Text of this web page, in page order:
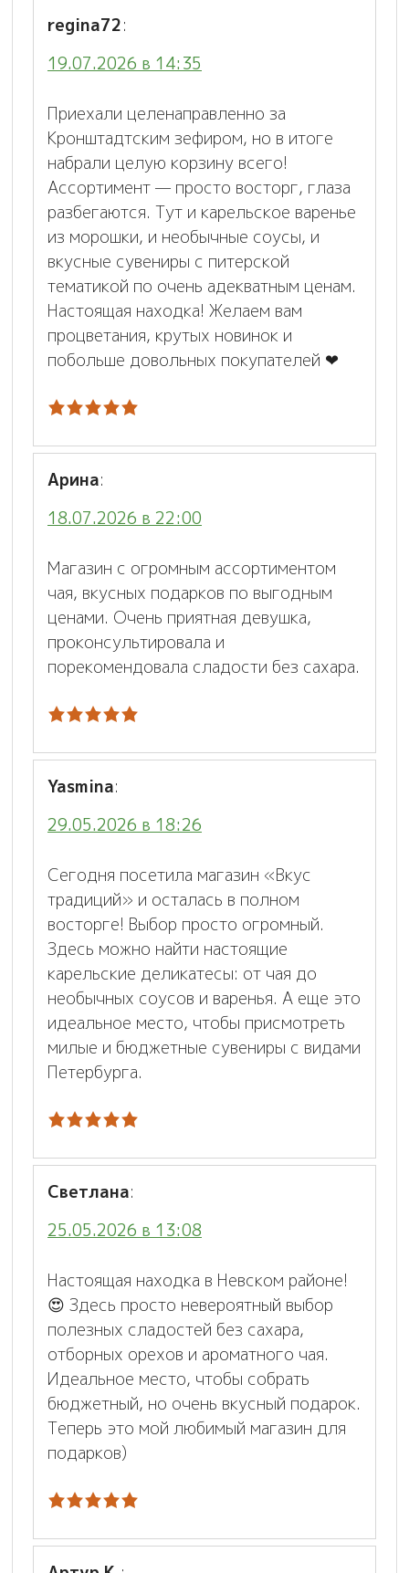
regina72:
19.07.2026 в 14:35
Приехали целенаправленно за
Кронштадтским зефиром, но в итоге
набрали целую корзину всего!
Ассортимент — просто восторг, глаза
разбегаются. Тут и карельское варенье
из морошки, и необычные соусы, и
вкусные сувениры с питерской
тематикой по очень адекватным ценам.
Настоящая находка! Желаем вам
процветания, крутых новинок и
побольше довольных покупателей ❤
Арина:
18.07.2026 в 22:00
Магазин с огромным ассортиментом
чая, вкусных подарков по выгодным
ценами. Очень приятная девушка,
проконсультировала и
порекомендовала сладости без сахара.
Yasmina:
29.05.2026 в 18:26
Сегодня посетила магазин «Вкус
традиций» и осталась в полном
восторге! Выбор просто огромный.
Здесь можно найти настоящие
карельские деликатесы: от чая до
необычных соусов и варенья. А еще это
идеальное место, чтобы присмотреть
милые и бюджетные сувениры с видами
Петербурга.
Светлана:
25.05.2026 в 13:08
Настоящая находка в Невском районе!
😍 Здесь просто невероятный выбор
полезных сладостей без сахара,
отборных орехов и ароматного чая.
Идеальное место, чтобы собрать
бюджетный, но очень вкусный подарок.
Теперь это мой любимый магазин для
подарков)